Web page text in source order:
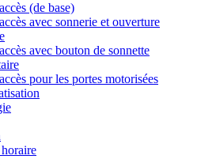
(de base)
avec sonnerie et ouverture
avec bouton de sonnette
pour les portes motorisées